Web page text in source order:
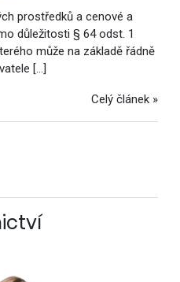
prostředků a cenové a
důležitosti § 64 odst. 1
může na základě řádně
[…]
Celý článek »